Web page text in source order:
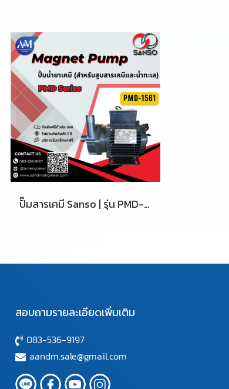
ปั๊มสารเคมี Sanso | รุ่น PMD-1561
สอบถามรายละเอียดเพิ่มเติม
083-536-9197
aandm.sale@gmail.com